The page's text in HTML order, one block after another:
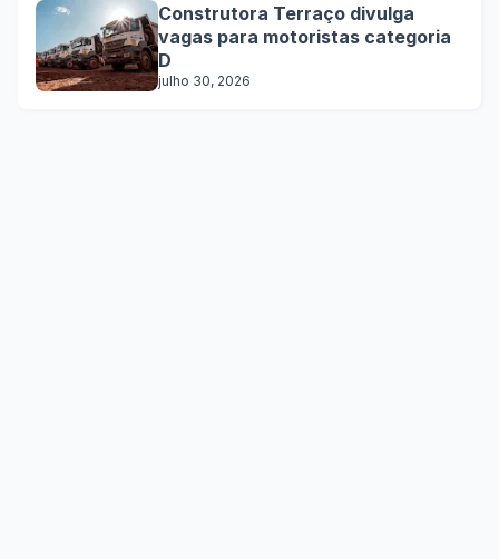
Construtora Terraço divulga
vagas para motoristas categoria
D
julho 30, 2026